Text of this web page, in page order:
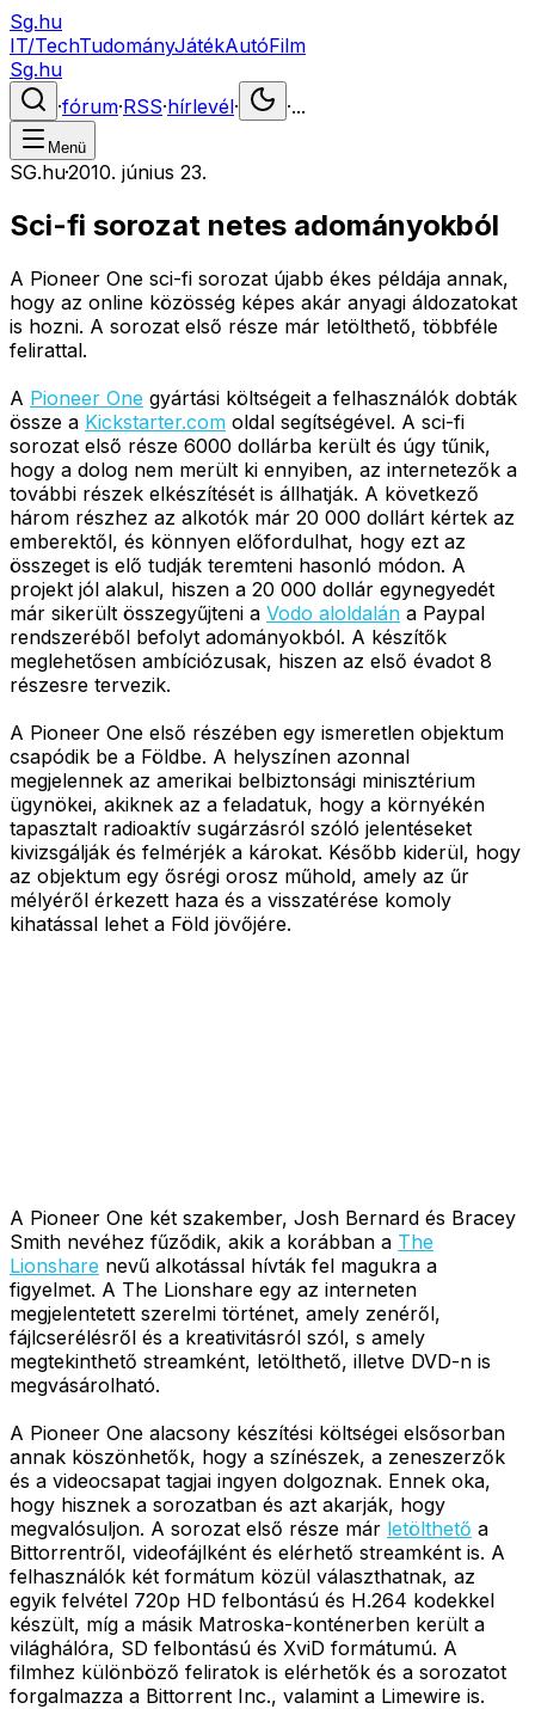
Sg.hu
IT/TechTudományJátékAutóFilm
Sg.hu
·fórum·RSS·hírlevél· ·...
Menü
SG.hu·2010. június 23.
Sci-fi sorozat netes adományokból
A Pioneer One sci-fi sorozat újabb ékes példája annak,
hogy az online közösség képes akár anyagi áldozatokat
is hozni. A sorozat első része már letölthető, többféle
felirattal.
A Pioneer One gyártási költségeit a felhasználók dobták
össze a Kickstarter.com oldal segítségével. A sci-fi
sorozat első része 6000 dollárba került és úgy tűnik,
hogy a dolog nem merült ki ennyiben, az internetezők a
további részek elkészítését is állhatják. A következő
három részhez az alkotók már 20 000 dollárt kértek az
emberektől, és könnyen előfordulhat, hogy ezt az
összeget is elő tudják teremteni hasonló módon. A
projekt jól alakul, hiszen a 20 000 dollár egynegyedét
már sikerült összegyűjteni a Vodo aloldalán a Paypal
rendszeréből befolyt adományokból. A készítők
meglehetősen ambíciózusak, hiszen az első évadot 8
részesre tervezik.
A Pioneer One első részében egy ismeretlen objektum
csapódik be a Földbe. A helyszínen azonnal
megjelennek az amerikai belbiztonsági minisztérium
ügynökei, akiknek az a feladatuk, hogy a környékén
tapasztalt radioaktív sugárzásról szóló jelentéseket
kivizsgálják és felmérjék a károkat. Később kiderül, hogy
az objektum egy ősrégi orosz műhold, amely az űr
mélyéről érkezett haza és a visszatérése komoly
kihatással lehet a Föld jövőjére.
A Pioneer One két szakember, Josh Bernard és Bracey
Smith nevéhez fűződik, akik a korábban a The
Lionshare nevű alkotással hívták fel magukra a
figyelmet. A The Lionshare egy az interneten
megjelentetett szerelmi történet, amely zenéről,
fájlcserélésről és a kreativitásról szól, s amely
megtekinthető streamként, letölthető, illetve DVD-n is
megvásárolható.
A Pioneer One alacsony készítési költségei elsősorban
annak köszönhetők, hogy a színészek, a zeneszerzők
és a videocsapat tagjai ingyen dolgoznak. Ennek oka,
hogy hisznek a sorozatban és azt akarják, hogy
megvalósuljon. A sorozat első része már letölthető a
Bittorrentről, videofájlként és elérhető streamként is. A
felhasználók két formátum közül választhatnak, az
egyik felvétel 720p HD felbontású és H.264 kodekkel
készült, míg a másik Matroska-konténerben került a
világhálóra, SD felbontású és XviD formátumú. A
filmhez különböző feliratok is elérhetők és a sorozatot
forgalmazza a Bittorrent Inc., valamint a Limewire is.